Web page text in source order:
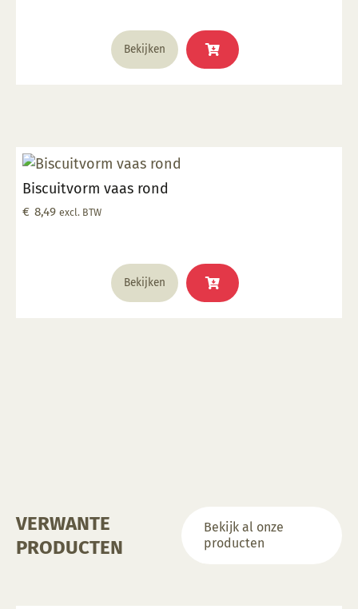
Bekijken
Biscuitvorm vaas rond
€ 8,49 excl. BTW
Bekijken
VERWANTE
PRODUCTEN
Bekijk al onze
producten